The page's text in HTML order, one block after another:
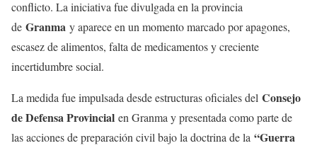
conflicto. La iniciativa fue divulgada en la provincia
de Granma y aparece en un momento marcado por apagones,
escasez de alimentos, falta de medicamentos y creciente
incertidumbre social.
La medida fue impulsada desde estructuras oficiales del Consejo
de Defensa Provincial en Granma y presentada como parte de
las acciones de preparación civil bajo la doctrina de la “Guerra